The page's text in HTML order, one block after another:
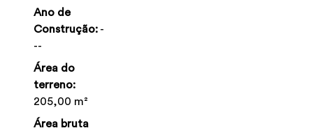
Ano de
Construção: -
--
Área do
terreno:
205,00 m²
Área bruta